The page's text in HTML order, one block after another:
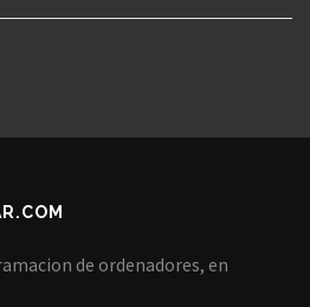
de ordenadores, en